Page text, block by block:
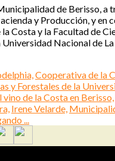
de Berisso, a
y Producción, y en
Costa y la Facultad de
Universidad Nacional de
Cooperativa de la
y Forestales de la
vino de la Costa en Berisso,
Irene Velarde,
...